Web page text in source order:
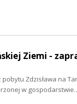
Ziemi -
Zdzisława na
w